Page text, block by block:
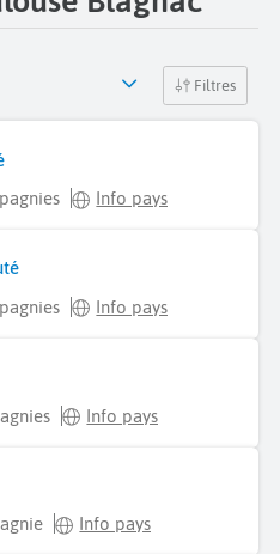
Filtres
Info pays
Info pays
Info pays
Info pays